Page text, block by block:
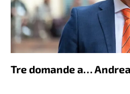
Tre domande a…